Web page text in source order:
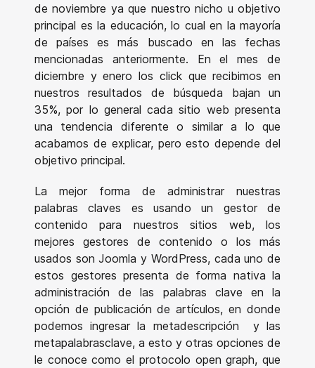
de noviembre ya que nuestro nicho u objetivo
principal es la educación, lo cual en la mayoría
de países es más buscado en las fechas
mencionadas anteriormente. En el mes de
diciembre y enero los click que recibimos en
nuestros resultados de búsqueda bajan un
35%, por lo general cada sitio web presenta
una tendencia diferente o similar a lo que
acabamos de explicar, pero esto depende del
objetivo principal.
La mejor forma de administrar nuestras
palabras claves es usando un gestor de
contenido para nuestros sitios web, los
mejores gestores de contenido o los más
usados son Joomla y WordPress, cada uno de
estos gestores presenta de forma nativa la
administración de las palabras clave en la
opción de publicación de artículos, en donde
podemos ingresar la metadescripción y las
metapalabrasclave, a esto y otras opciones de
le conoce como el protocolo open graph, que